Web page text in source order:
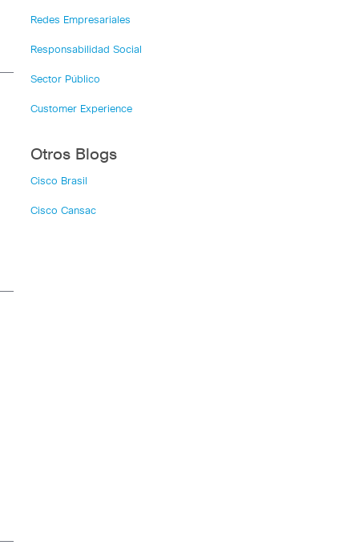
Redes Empresariales
Responsabilidad Social
Sector Público
Customer Experience
Otros Blogs
Cisco Brasil
Cisco Cansac